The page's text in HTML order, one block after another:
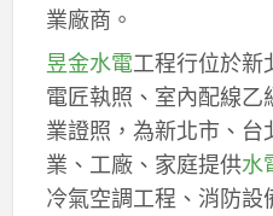
業廠商。
昱金水電工程行位於新
電匠執照、室內配線
業證照，為新北市、台
業、工廠、家庭提供水
冷氣空調工程、消防設